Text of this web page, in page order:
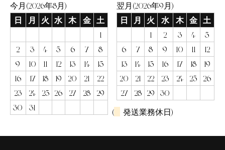
今月(2026年8月)
日
月 火 水 木 金
土
1
2
3 4 5 6 7
8
9
10 11 12 13 14
15
16
17 18 19 20 21
22
23
24 25 26 27 28
29
30
31
翌月(2026年9月)
日
月 火 水 木 金
土
1
2 3 4
5
6
7 8 9 10 11
12
13
14 15 16 17 18
19
20
21 22 23 24 25
26
27
28 29
30
(
発送業務休日)